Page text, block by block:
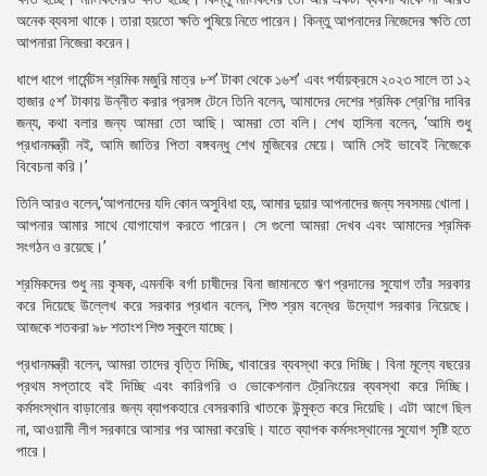
অনেক ব্যবসা থাকে। তারা হয়তো ক্ষতি পুষিয়ে নিতে পারেন। কিন্তু আপনাদের নিজেদের ক্ষতি তো
আপনারা নিজেরা করেন।
ধাপে ধাপে গার্মেন্টস শ্রমিক মজুরি মাত্র ৮শ’ টাকা থেকে ১৬শ’ এবং পর্যায়ক্রমে ২০২৩ সালে তা ১২
হাজার ৫শ’ টাকায় উন্নীত করার প্রসঙ্গ টেনে তিনি বলেন, আমাদের দেশের শ্রমিক শ্রেণির দাবির
জন্য, কথা বলার জন্য আমরা তো আছি। আমরা তো বলি। শেখ হাসিনা বলেন, ‘আমি শুধু
প্রধানমন্ত্রী নই, আমি জাতির পিতা বঙ্গবন্ধু শেখ মুজিবের মেয়ে। আমি সেই ভাবেই নিজেকে
বিবেচনা করি।’
তিনি আরও বলেন,‘আপনাদের যদি কোন অসুবিধা হয়, আমার দুয়ার আপনাদের জন্য সবসময় খোলা।
আপনার আমার সাথে যোগাযোগ করতে পারেন। সে গুলো আমরা দেখব এবং আমাদের শ্রমিক
সংগঠন ও রয়েছে।’
শ্রমিকদের শুধু নয় কৃষক, এমনকি বর্গা চাষীদের বিনা জামানতে ঋণ প্রদানের সুযোগ তাঁর সরকার
করে দিয়েছে উল্লেখ করে সরকার প্রধান বলেন, শিশু শ্রম বন্ধের উদ্যোগ সরকার নিয়েছে।
আজকে শতকরা ৯৮ শতাংশ শিশু স্কুলে যাচ্ছে।
প্রধানমন্ত্রী বলেন, আমরা তাদের বৃত্তি দিচ্ছি, খাবারের ব্যবস্থা করে দিচ্ছি। বিনা মূল্যে বছরের
প্রথম সপ্তাহে বই দিচ্ছি এবং কারিগরি ও ভোকেশনাল ট্রেনিংয়ের ব্যবস্থা করে দিচ্ছি।
কর্মসংস্থান বাড়ানোর জন্য ব্যাপকহারে বেসরকারি খাতকে উন্মুক্ত করে দিয়েছি। এটা আগে ছিল
না, আওয়ামী লীগ সরকারে আসার পর আমরা করেছি। যাতে ব্যাপক কর্মসংস্থানের সুযোগ সৃষ্টি হতে
পারে।